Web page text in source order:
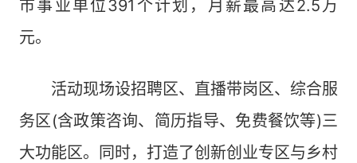
市事业单位391个计划，月薪最高达2.5万
元。
活动现场设招聘区、直播带岗区、综合服
务区(含政策咨询、简历指导、免费餐饮等)三
大功能区。同时，打造了创新创业专区与乡村